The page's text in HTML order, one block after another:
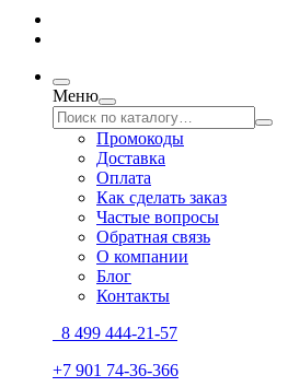
Меню
Промокоды
Доставка
Оплата
Как сделать заказ
Частые вопросы
Обратная связь
О компании
Блог
Контакты
8 499 444-21-57
+7 901 74-36-366